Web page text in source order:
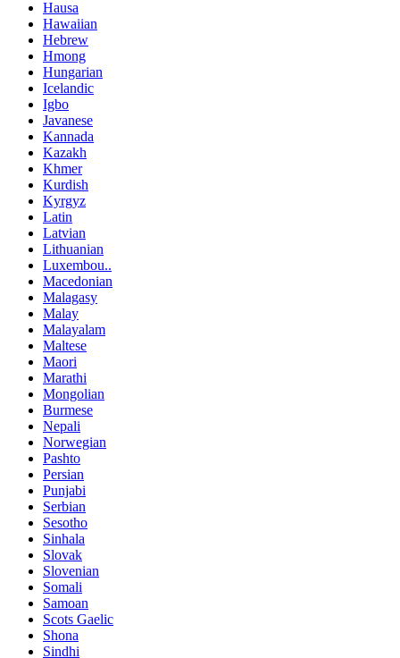
Hausa
Hawaiian
Hebrew
Hmong
Hungarian
Icelandic
Igbo
Javanese
Kannada
Kazakh
Khmer
Kurdish
Kyrgyz
Latin
Latvian
Lithuanian
Luxembou..
Macedonian
Malagasy
Malay
Malayalam
Maltese
Maori
Marathi
Mongolian
Burmese
Nepali
Norwegian
Pashto
Persian
Punjabi
Serbian
Sesotho
Sinhala
Slovak
Slovenian
Somali
Samoan
Scots Gaelic
Shona
Sindhi